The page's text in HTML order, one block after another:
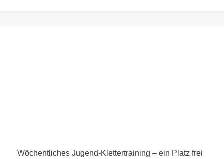
Wöchentliches Jugend-Klettertraining – ein Platz frei